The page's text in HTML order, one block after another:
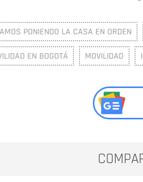
PONIENDO LA CASA EN ORDEN
EN BOGOTÁ MOVILIDAD